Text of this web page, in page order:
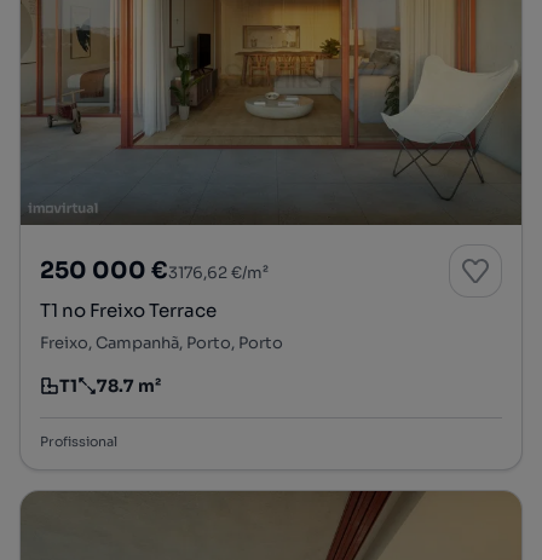
250 000 €3176,62 €/m²
T1 no Freixo Terrace
Freixo, Campanhã, Porto, Porto
Tipologia
T1
Preço por metro quadrado
78.7 m²
Profissional